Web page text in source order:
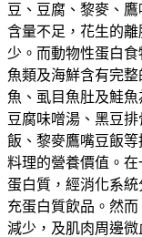
豆、豆腐、黎麥、
含量不足，花生的
少。而動物性蛋白
魚類及海鮮含有完
魚、虱目魚肚及鮭
豆腐味噌湯、黑豆
飯、黎麥鷹嘴豆飯
料理的營養價值。
蛋白質，經消化系
充蛋白質飲品。然
減少，及肌肉周邊